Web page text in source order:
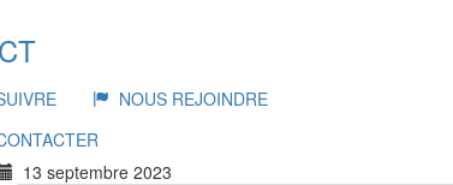
NOUS REJOINDRE
13 septembre 2023